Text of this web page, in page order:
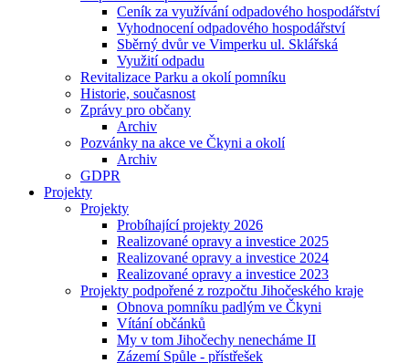
Ceník za využívání odpadového hospodářství
Vyhodnocení odpadového hospodářství
Sběrný dvůr ve Vimperku ul. Sklářská
Využití odpadu
Revitalizace Parku a okolí pomníku
Historie, současnost
Zprávy pro občany
Archiv
Pozvánky na akce ve Čkyni a okolí
Archiv
GDPR
Projekty
Projekty
Probíhající projekty 2026
Realizované opravy a investice 2025
Realizované opravy a investice 2024
Realizované opravy a investice 2023
Projekty podpořené z rozpočtu Jihočeského kraje
Obnova pomníku padlým ve Čkyni
Vítání občánků
My v tom Jihočechy nenecháme II
Zázemí Spůle - přístřešek